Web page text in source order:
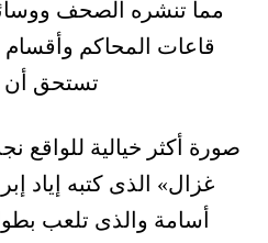
مما تنشره الصحف
قاعات المحاكم
تستحق أن
صورة أكثر خيالية
غزال» الذى كتبه إياد
أسامة والذى تلعب